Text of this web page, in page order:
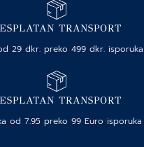
TRANSPORT
29 dkr. preko 499 dkr.
TRANSPORT
od 7.95 preko 99 Euro